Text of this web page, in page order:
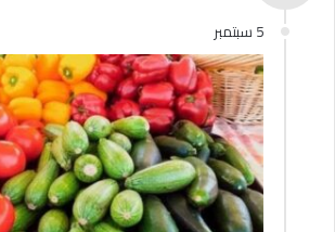
5 سبتمبر